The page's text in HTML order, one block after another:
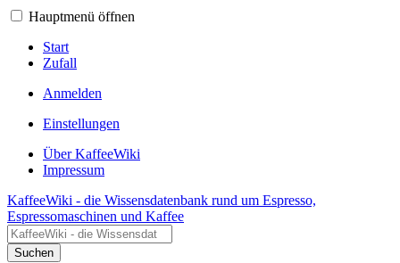
Hauptmenü öffnen
Start
Zufall
Anmelden
Einstellungen
Über KaffeeWiki
Impressum
KaffeeWiki - die Wissensdatenbank rund um Espresso,
Espressomaschinen und Kaffee
Suchen